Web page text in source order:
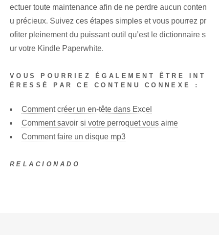
ectuer toute maintenance afin de ne perdre aucun conten
u précieux. Suivez ces étapes simples et vous pourrez pr
ofiter pleinement du puissant outil qu’est le dictionnaire s
ur votre Kindle Paperwhite.
VOUS POURRIEZ ÉGALEMENT ÊTRE INT
ÉRESSÉ PAR CE CONTENU CONNEXE :
Comment créer un en-tête dans Excel
Comment savoir si votre perroquet vous aime
Comment faire un disque mp3
RELACIONADO